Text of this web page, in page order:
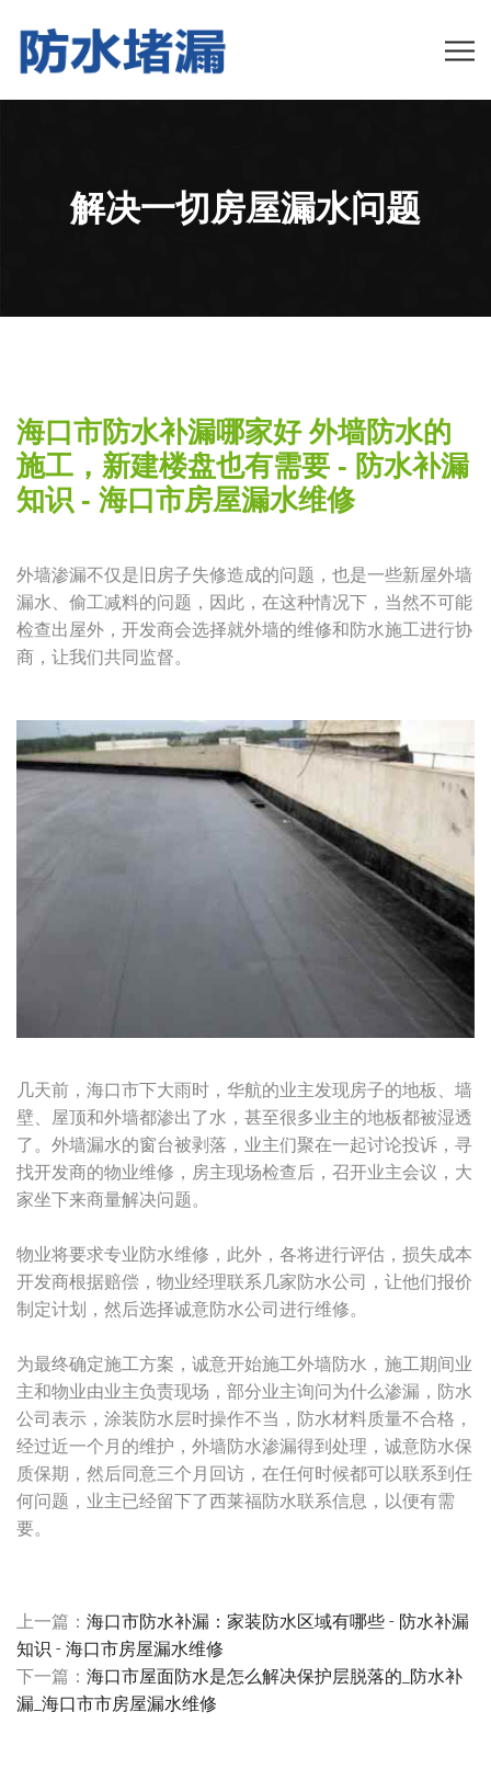
解决一切房屋漏水问题
海口市防水补漏哪家好 外墙防水的
施工，新建楼盘也有需要 - 防水补漏
知识 - 海口市房屋漏水维修
外墙渗漏不仅是旧房子失修造成的问题，也是一些新屋外墙
漏水、偷工减料的问题，因此，在这种情况下，当然不可能
检查出屋外，开发商会选择就外墙的维修和防水施工进行协
商，让我们共同监督。
几天前，海口市下大雨时，华航的业主发现房子的地板、墙
壁、屋顶和外墙都渗出了水，甚至很多业主的地板都被湿透
了。外墙漏水的窗台被剥落，业主们聚在一起讨论投诉，寻
找开发商的物业维修，房主现场检查后，召开业主会议，大
家坐下来商量解决问题。
物业将要求专业防水维修，此外，各将进行评估，损失成本
开发商根据赔偿，物业经理联系几家防水公司，让他们报价
制定计划，然后选择诚意防水公司进行维修。
为最终确定施工方案，诚意开始施工外墙防水，施工期间业
主和物业由业主负责现场，部分业主询问为什么渗漏，防水
公司表示，涂装防水层时操作不当，防水材料质量不合格，
经过近一个月的维护，外墙防水渗漏得到处理，诚意防水保
质保期，然后同意三个月回访，在任何时候都可以联系到任
何问题，业主已经留下了西莱福防水联系信息，以便有需
要。
上一篇： 海口市防水补漏：家装防水区域有哪些 - 防水补漏
知识 - 海口市房屋漏水维修
下一篇： 海口市屋面防水是怎么解决保护层脱落的_防水补
漏_海口市市房屋漏水维修